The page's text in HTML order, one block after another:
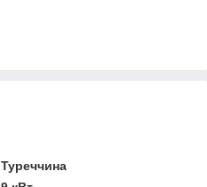
Туреччина